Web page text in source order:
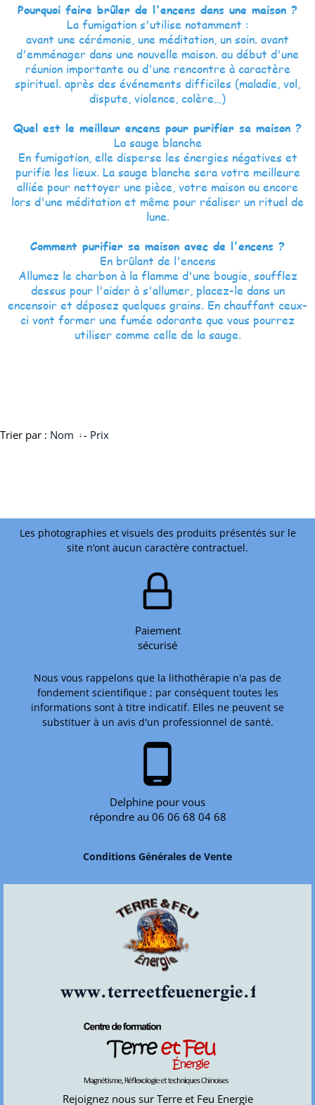
Pourquoi faire brûler de l'encens dans une maison ?
La fumigation s'utilise notamment :
avant une cérémonie, une méditation, un soin. avant
d'emménager dans une nouvelle maison. au début d'une
réunion importante ou d'une rencontre à caractère
spirituel. après des événements difficiles (maladie, vol,
dispute, violence, colère…)
Quel est le meilleur encens pour purifier sa maison ?
La sauge blanche
En fumigation, elle disperse les énergies négatives et
purifie les lieux. La sauge blanche sera votre meilleure
alliée pour nettoyer une pièce, votre maison ou encore
lors d'une méditation et même pour réaliser un rituel de
lune.
Comment purifier sa maison avec de l'encens ?
En brûlant de l'encens
Allumez le charbon à la flamme d'une bougie, soufflez
dessus pour l'aider à s'allumer, placez-le dans un
encensoir et déposez quelques grains. En chauffant ceux-
ci vont former une fumée odorante que vous pourrez
utiliser comme celle de la sauge.
Trier par : Nom - Prix
Les photographies et visuels des produits présentés sur le
site n’ont aucun caractère contractuel.
Paiement
sécurisé
Nous vous rappelons que la lithothérapie n'a pas de
fondement scientifique ; par conséquent toutes les
informations sont à titre indicatif. Elles ne peuvent se
substituer à un avis d'un professionnel de santé.
phone_android
Delphine pour vous
répondre au 06 06 68 04 68
Conditions Générales de Vente
www.terreetfeuenergie.fr
Rejoignez nous sur Terre et Feu Energie